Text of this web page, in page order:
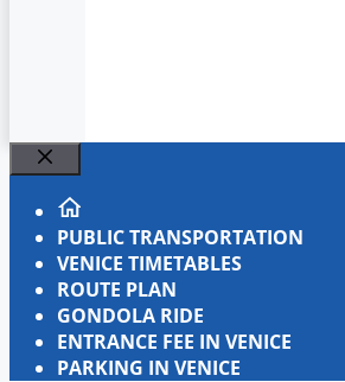
Close
PUBLIC TRANSPORTATION
VENICE TIMETABLES
ROUTE PLAN
GONDOLA RIDE
ENTRANCE FEE IN VENICE
PARKING IN VENICE